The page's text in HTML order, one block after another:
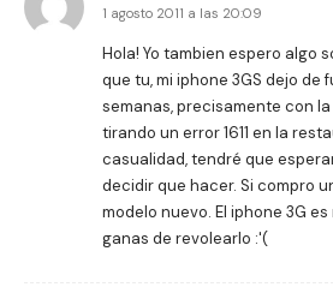
1 agosto 2011 a las 20:09
Hola! Yo tambien espero algo
que tu, mi iphone 3GS dejo de
semanas, precisamente con
tirando un error 1611 en la
casualidad, tendré que
decidir que hacer. Si compro
modelo nuevo. El iphone 3G
ganas de revolearlo :'(